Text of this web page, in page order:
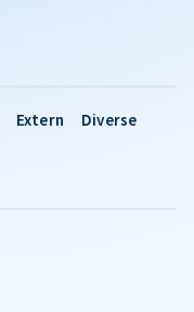
Extern Diverse